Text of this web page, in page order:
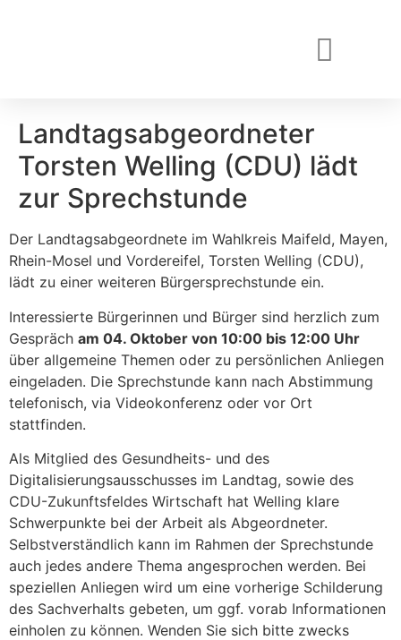
Landtagsabgeordneter
Torsten Welling (CDU) lädt
zur Sprechstunde
Der Landtagsabgeordnete im Wahlkreis Maifeld, Mayen,
Rhein-Mosel und Vordereifel, Torsten Welling (CDU),
lädt zu einer weiteren Bürgersprechstunde ein.
Interessierte Bürgerinnen und Bürger sind herzlich zum
Gespräch am 04. Oktober von 10:00 bis 12:00 Uhr
über allgemeine Themen oder zu persönlichen Anliegen
eingeladen. Die Sprechstunde kann nach Abstimmung
telefonisch, via Videokonferenz oder vor Ort
stattfinden.
Als Mitglied des Gesundheits- und des
Digitalisierungsausschusses im Landtag, sowie des
CDU-Zukunftsfeldes Wirtschaft hat Welling klare
Schwerpunkte bei der Arbeit als Abgeordneter.
Selbstverständlich kann im Rahmen der Sprechstunde
auch jedes andere Thema angesprochen werden. Bei
speziellen Anliegen wird um eine vorherige Schilderung
des Sachverhalts gebeten, um ggf. vorab Informationen
einholen zu können. Wenden Sie sich bitte zwecks